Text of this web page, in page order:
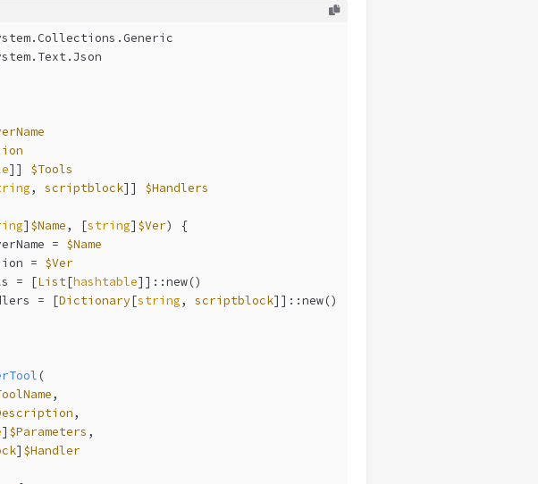
]] $Tools
, scriptblock]] $Handlers
] $Name, [string] $Ver) {
= $Name
= $Ver
= [List[hashtable]]::new()
= [Dictionary[string, scriptblock]]::new()
(
,
,
] $Parameters ,
] $Handler